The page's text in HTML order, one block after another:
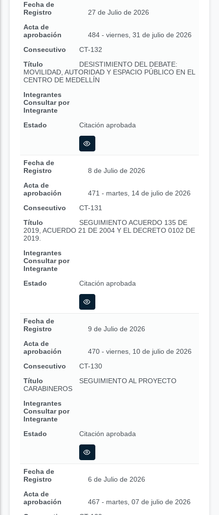
Fecha de
Registro
27 de Julio de 2026
Acta de
aprobación
484 - viernes, 31 de julio de 2026
Consecutivo
CT-132
Título
DESISTIMIENTO DEL DEBATE:
MOVILIDAD, AUTORIDAD Y ESPACIO PÚBLICO EN EL
CENTRO DE MEDELLÍN
Integrantes
Consultar por
Integrante
Estado
Citación aprobada
Fecha de
Registro
8 de Julio de 2026
Acta de
aprobación
471 - martes, 14 de julio de 2026
Consecutivo
CT-131
Título
SEGUIMIENTO ACUERDO 135 DE
2019, ACUERDO 21 DE 2004 Y EL DECRETO 0102 DE
2019.
Integrantes
Consultar por
Integrante
Estado
Citación aprobada
Fecha de
Registro
9 de Julio de 2026
Acta de
aprobación
470 - viernes, 10 de julio de 2026
Consecutivo
CT-130
Título
SEGUIMIENTO AL PROYECTO
CARABINEROS
Integrantes
Consultar por
Integrante
Estado
Citación aprobada
Fecha de
Registro
6 de Julio de 2026
Acta de
aprobación
467 - martes, 07 de julio de 2026